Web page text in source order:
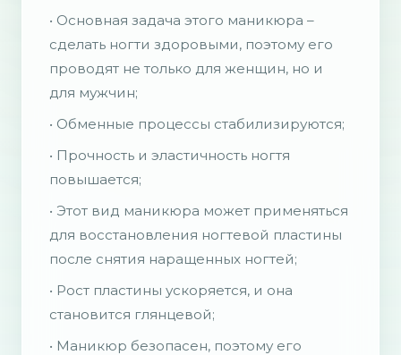
• Основная задача этого маникюра –
сделать ногти здоровыми, поэтому его
проводят не только для женщин, но и
для мужчин;
• Обменные процессы стабилизируются;
• Прочность и эластичность ногтя
повышается;
• Этот вид маникюра может применяться
для восстановления ногтевой пластины
после снятия наращенных ногтей;
• Рост пластины ускоряется, и она
становится глянцевой;
• Маникюр безопасен, поэтому его